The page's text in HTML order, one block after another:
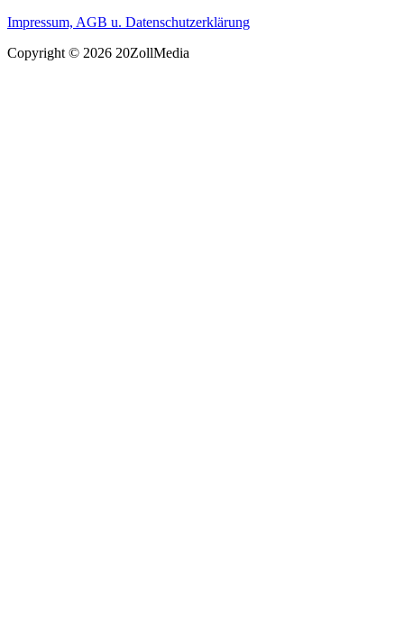
Impressum, AGB u. Datenschutzerklärung
Copyright © 2026 20ZollMedia